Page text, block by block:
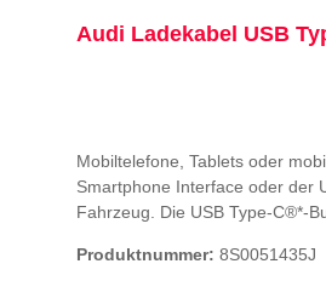
Audi Ladekabel USB
Mobiltelefone, Tablets oder
Smartphone Interface oder der
Fahrzeug. Die USB Type-C®*-
C® sind eingetragene Marken
Produktnummer: 8S0051435J